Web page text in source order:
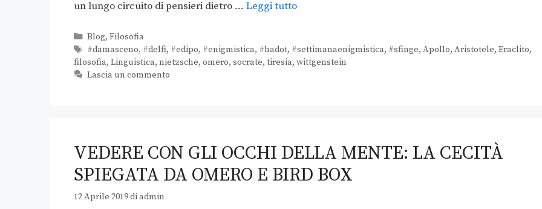
un lungo circuito di pensieri dietro … Leggi tutto
Blog, Filosofia
#damasceno, #delfi, #edipo, #enigmistica, #hadot, #settimanaenigmistica, #sfinge, Apollo, Aristotele, Eraclito,
filosofia, Linguistica, nietzsche, omero, socrate, tiresia, wittgenstein
Lascia un commento
VEDERE CON GLI OCCHI DELLA MENTE: LA CECITÀ
SPIEGATA DA OMERO E BIRD BOX
12 Aprile 2019diadmin